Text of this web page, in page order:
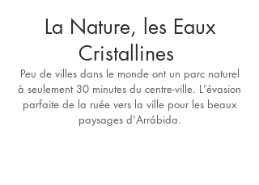
La Nature, les Eaux
Cristallines
Peu de villes dans le monde ont un parc naturel
à seulement 30 minutes du centre-ville. L'évasion
parfaite de la ruée vers la ville pour les beaux
paysages d'Arrábida.